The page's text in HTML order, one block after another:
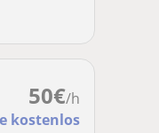
50€/h
kostenlos